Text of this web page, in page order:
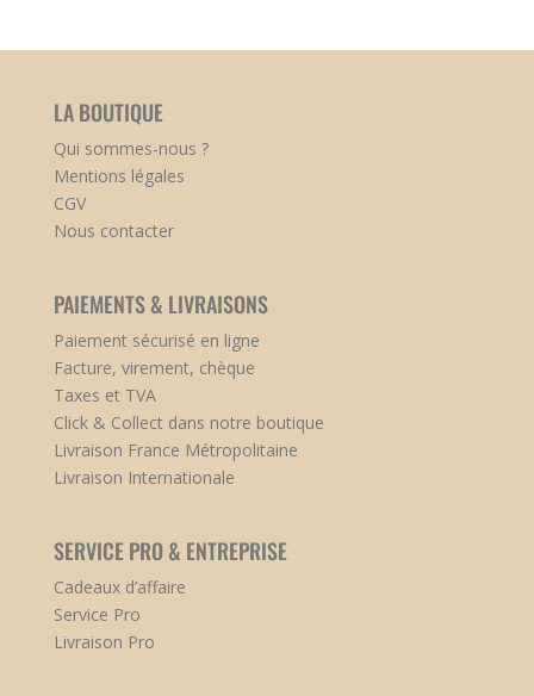
LA BOUTIQUE
Qui sommes-nous ?
Mentions légales
CGV
Nous contacter
PAIEMENTS & LIVRAISONS
Paiement sécurisé en ligne
Facture, virement, chèque
Taxes et TVA
Click & Collect dans notre boutique
Livraison France Métropolitaine
Livraison Internationale
SERVICE PRO & ENTREPRISE
Cadeaux d’affaire
Service Pro
Livraison Pro